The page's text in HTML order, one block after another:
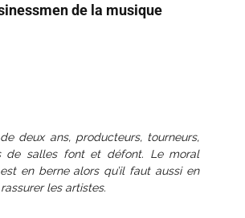
de la musique
deux ans, producteurs, tourneurs,
de salles font et défont. Le moral
en berne alors qu’il faut aussi en
les artistes.